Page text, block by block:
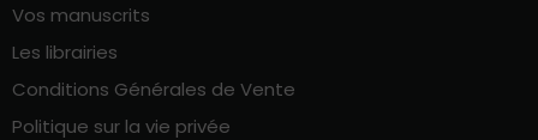
Vos manuscrits
Les librairies
Conditions Générales de Vente
Politique sur la vie privée